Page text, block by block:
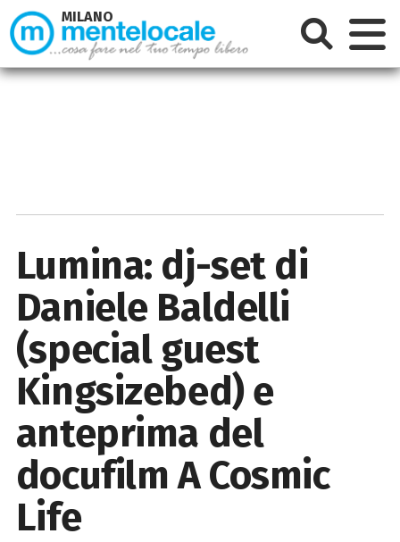
Lumina: dj-set di
Daniele Baldelli
(special guest
Kingsizebed) e
anteprima del
docufilm A Cosmic
Life
MILANO